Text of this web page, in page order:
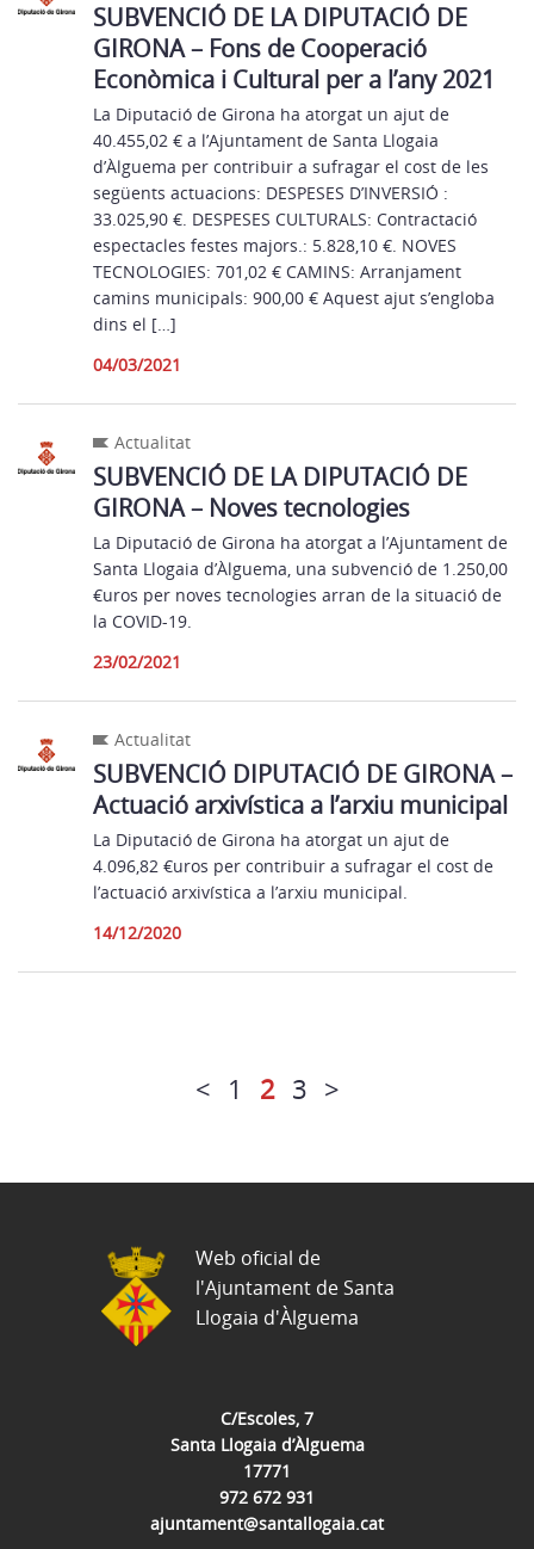
SUBVENCIÓ DE LA DIPUTACIÓ DE
GIRONA – Fons de Cooperació
Econòmica i Cultural per a l’any 2021
La Diputació de Girona ha atorgat un ajut de
40.455,02 € a l’Ajuntament de Santa Llogaia
d’Àlguema per contribuir a sufragar el cost de les
següents actuacions: DESPESES D’INVERSIÓ :
33.025,90 €. DESPESES CULTURALS: Contractació
espectacles festes majors.: 5.828,10 €. NOVES
TECNOLOGIES: 701,02 € CAMINS: Arranjament
camins municipals: 900,00 € Aquest ajut s’engloba
dins el […]
04/03/2021
Actualitat
SUBVENCIÓ DE LA DIPUTACIÓ DE
GIRONA – Noves tecnologies
La Diputació de Girona ha atorgat a l’Ajuntament de
Santa Llogaia d’Àlguema, una subvenció de 1.250,00
€uros per noves tecnologies arran de la situació de
la COVID-19.
23/02/2021
Actualitat
SUBVENCIÓ DIPUTACIÓ DE GIRONA –
Actuació arxivística a l’arxiu municipal
La Diputació de Girona ha atorgat un ajut de
4.096,82 €uros per contribuir a sufragar el cost de
l’actuació arxivística a l’arxiu municipal.
14/12/2020
< 1 2 3 >
C/Escoles, 7
Santa Llogaia d’Àlguema
17771
972 672 931
ajuntament@santallogaia.cat
Web oficial de
l'Ajuntament de Santa
Llogaia d'Àlguema